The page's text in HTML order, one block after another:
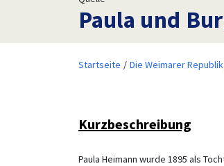
Paula und
Startseite Die Weimarer
Kurzbeschreibung
Paula Heimann wurde 1895 als